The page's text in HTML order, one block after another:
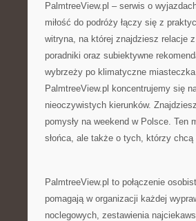
PalmtreeView.pl – serwis o
miłość do podróży łączy się z
witryna, na której znajdziesz relacje
poradniki oraz subiektywne
wybrzeży po klimatyczne
PalmtreeView.pl koncentrujemy się
nieoczywistych kierunków.
pomysły na weekend w Polsce. Ten
słońca, ale także o tych, którzy
PalmtreeView.pl to połączenie
pomagają w organizacji każdej
noclegowych, zestawienia